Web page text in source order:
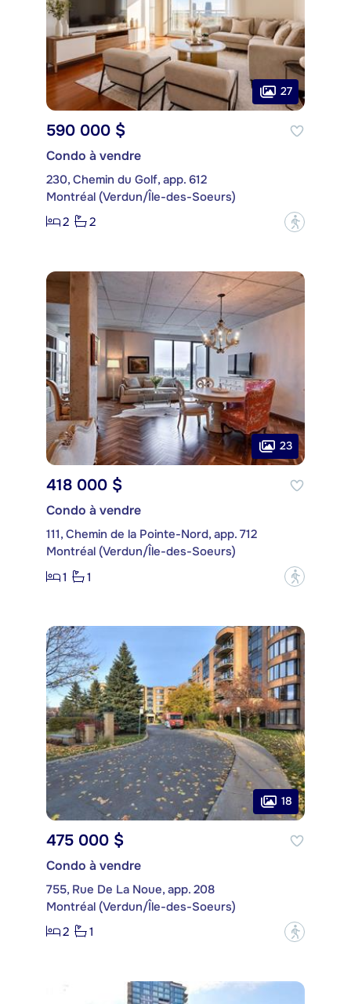
27
590 000 $
Condo à vendre
230, Chemin du Golf, app. 612
Montréal (Verdun/Île-des-Soeurs)
2
2 ?
23
418 000 $
Condo à vendre
111, Chemin de la Pointe-Nord, app. 712
Montréal (Verdun/Île-des-Soeurs)
1
1 ?
18
475 000 $
Condo à vendre
755, Rue De La Noue, app. 208
Montréal (Verdun/Île-des-Soeurs)
2
1 ?